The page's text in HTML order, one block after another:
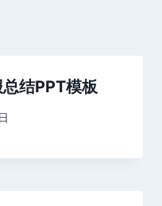
结PPT模板